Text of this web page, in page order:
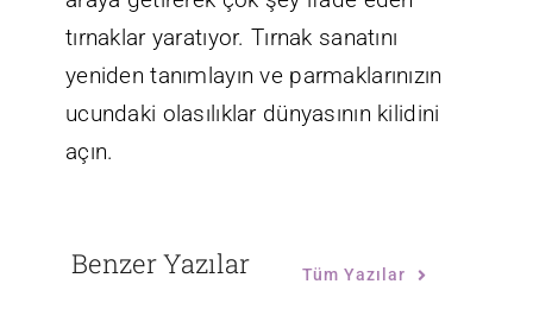
tırnaklar yaratıyor. Tırnak sanatını
yeniden tanımlayın ve parmaklarınızın
ucundaki olasılıklar dünyasının kilidini
açın.
Benzer Yazılar Tüm Yazılar